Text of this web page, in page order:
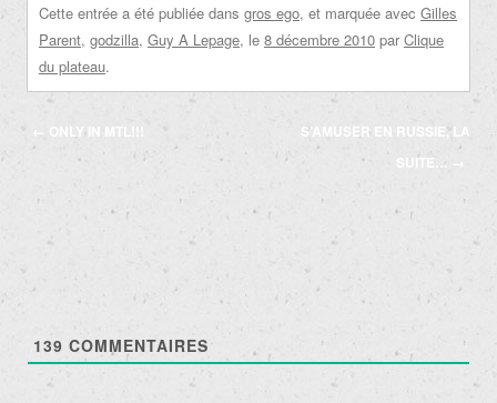
Cette entrée a été publiée dans gros ego, et marquée avec Gilles
Parent, godzilla, Guy A Lepage, le 8 décembre 2010 par Clique
du plateau.
Navigation
← ONLY IN MTL!!!
S’AMUSER EN RUSSIE, LA
SUITE…
→
139 COMMENTAIRES